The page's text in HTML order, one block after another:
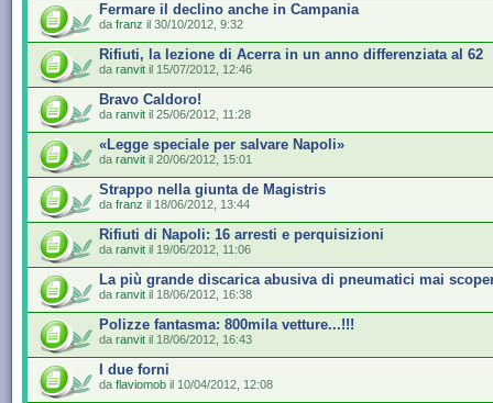
Fermare il declino anche in Campania
da franz il 30/10/2012, 9:32
Rifiuti, la lezione di Acerra in un anno differenziata al 62
da ranvit il 15/07/2012, 12:46
Bravo Caldoro!
da ranvit il 25/06/2012, 11:28
«Legge speciale per salvare Napoli»
da ranvit il 20/06/2012, 15:01
Strappo nella giunta de Magistris
da franz il 18/06/2012, 13:44
Rifiuti di Napoli: 16 arresti e perquisizioni
da ranvit il 19/06/2012, 11:06
La più grande discarica abusiva di pneumatici mai
da ranvit il 18/06/2012, 16:38
Polizze fantasma: 800mila vetture...!!!
da ranvit il 18/06/2012, 16:43
I due forni
da flaviomob il 10/04/2012, 12:08